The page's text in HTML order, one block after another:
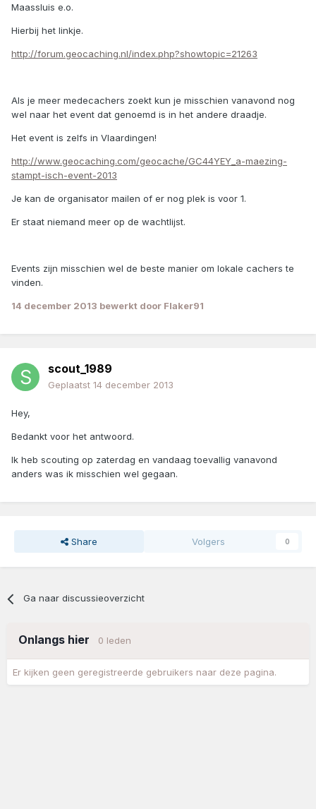
Maassluis e.o.
Hierbij het linkje.
http://forum.geocaching.nl/index.php?showtopic=21263
Als je meer medecachers zoekt kun je misschien vanavond nog
wel naar het event dat genoemd is in het andere draadje.
Het event is zelfs in Vlaardingen!
http://www.geocaching.com/geocache/GC44YEY_a-maezing-
stampt-isch-event-2013
Je kan de organisator mailen of er nog plek is voor 1.
Er staat niemand meer op de wachtlijst.
Events zijn misschien wel de beste manier om lokale cachers te
vinden.
14 december 2013 bewerkt door Flaker91
scout_1989
Geplaatst 14 december 2013
Hey,
Bedankt voor het antwoord.
Ik heb scouting op zaterdag en vandaag toevallig vanavond
anders was ik misschien wel gegaan.
Share Volgers 0
Ga naar discussieoverzicht
Onlangs hier 0 leden
Er kijken geen geregistreerde gebruikers naar deze pagina.